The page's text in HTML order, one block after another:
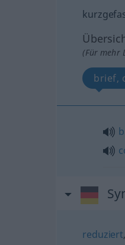
(Für mehr
brief,
reduziert